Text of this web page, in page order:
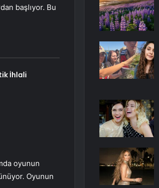
başlıyor. Bu
İhlali
oyunun
Oyunun